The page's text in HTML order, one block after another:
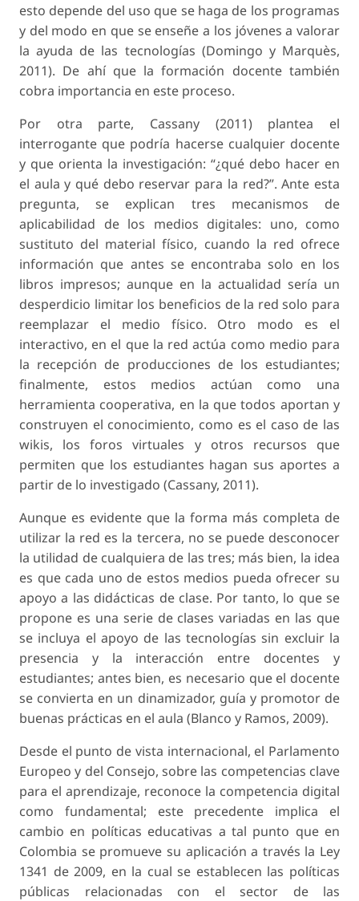
esto depende del uso que se haga de los programas
y del modo en que se enseñe a los jóvenes a valorar
la ayuda de las tecnologías (Domingo y Marquès,
2011). De ahí que la formación docente también
cobra importancia en este proceso.
Por otra parte, Cassany (2011) plantea el
interrogante que podría hacerse cualquier docente
y que orienta la investigación: “¿qué debo hacer en
el aula y qué debo reservar para la red?”. Ante esta
pregunta, se explican tres mecanismos de
aplicabilidad de los medios digitales: uno, como
sustituto del material físico, cuando la red ofrece
información que antes se encontraba solo en los
libros impresos; aunque en la actualidad sería un
desperdicio limitar los beneficios de la red solo para
reemplazar el medio físico. Otro modo es el
interactivo, en el que la red actúa como medio para
la recepción de producciones de los estudiantes;
finalmente, estos medios actúan como una
herramienta cooperativa, en la que todos aportan y
construyen el conocimiento, como es el caso de las
wikis, los foros virtuales y otros recursos que
permiten que los estudiantes hagan sus aportes a
partir de lo investigado (Cassany, 2011).
Aunque es evidente que la forma más completa de
utilizar la red es la tercera, no se puede desconocer
la utilidad de cualquiera de las tres; más bien, la idea
es que cada uno de estos medios pueda ofrecer su
apoyo a las didácticas de clase. Por tanto, lo que se
propone es una serie de clases variadas en las que
se incluya el apoyo de las tecnologías sin excluir la
presencia y la interacción entre docentes y
estudiantes; antes bien, es necesario que el docente
se convierta en un dinamizador, guía y promotor de
buenas prácticas en el aula (Blanco y Ramos, 2009).
Desde el punto de vista internacional, el Parlamento
Europeo y del Consejo, sobre las competencias clave
para el aprendizaje, reconoce la competencia digital
como fundamental; este precedente implica el
cambio en políticas educativas a tal punto que en
Colombia se promueve su aplicación a través la Ley
1341 de 2009, en la cual se establecen las políticas
públicas relacionadas con el sector de las